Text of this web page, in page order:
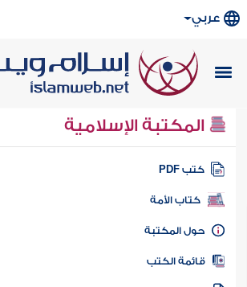
عربي
المكتبة الإسلامية
كتب PDF
كتاب الأمة
المكتبة